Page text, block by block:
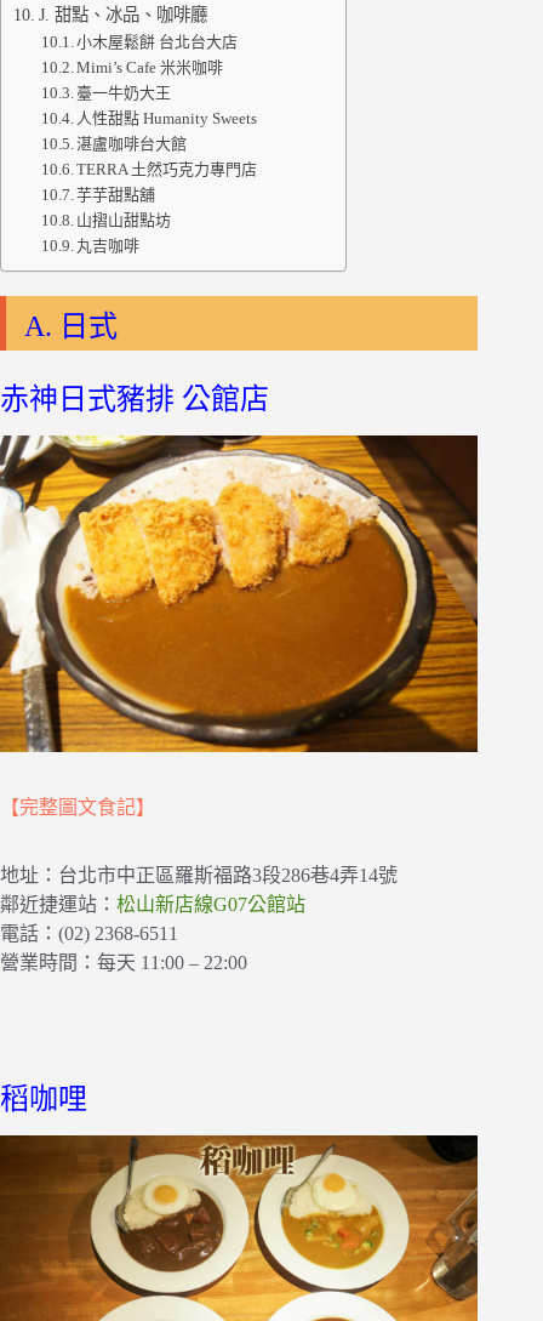
J. 甜點、冰品、咖啡廳
小木屋鬆餅 台北台大店
Mimi’s Cafe 米米咖啡
臺一牛奶大王
人性甜點 Humanity Sweets
湛盧咖啡台大館
TERRA 土然巧克力專門店
芋芋甜點舖
山摺山甜點坊
丸吉咖啡
A. 日式
赤神日式豬排 公館店
【完整圖文食記】
地址：台北市中正區羅斯福路3段286巷4弄14號
鄰近捷運站： 松山新店線G07公館站
電話：(02) 2368-6511
營業時間：每天 11:00 – 22:00
稻咖哩